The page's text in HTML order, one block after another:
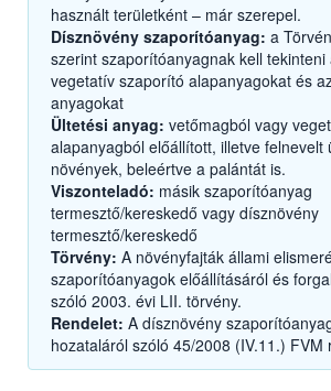
használt területként – már szerepel.
Dísznövény szaporítóanyag: a
szerint szaporítóanyagnak kell
vegetatív szaporító alapanyagokat és
anyagokat
Ültetési anyag: vetőmagból vagy
alapanyagból előállított, illetve felnevelt
növények, beleértve a palántát is.
Viszonteladó: másik szaporítóanyag
termesztő/kereskedő vagy dísznövény
termesztő/kereskedő
Törvény: A növényfajták állami
szaporítóanyagok előállításáról és
szóló 2003. évi LII. törvény.
Rendelet: A dísznövény
hozataláról szóló 45/2008 (IV.11.) FVM